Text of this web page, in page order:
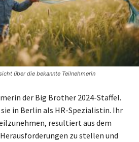
über die bekannte Teilnehmerin
der Big Brother 2024-Staffel.
in Berlin als HR-Spezialistin. Ihr
resultiert aus dem
zu stellen und